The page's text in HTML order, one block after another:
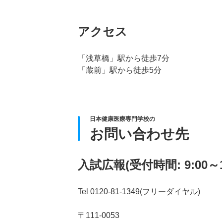
アクセス
「浅草橋」駅から徒歩7分
「蔵前」駅から徒歩5分
日本健康医療専門学校の
お問い合わせ先
入試広報(受付時間: 9:00
Tel 0120-81-1349(フリーダイヤル)
〒111-0053